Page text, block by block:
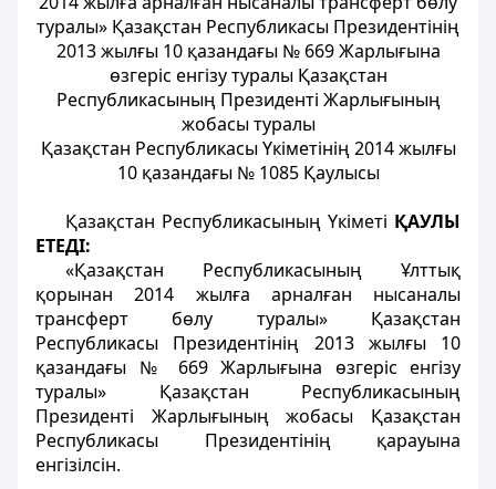
туралы» Қазақстан Республикасы Президентінің
2013 жылғы 10 қазандағы № 669 Жарлығына
өзгеріс енгізу туралы Қазақстан
Республикасының Президенті Жарлығының
жобасы туралы
Қазақстан Республикасы Үкіметінің 2014 жылғы
10 қазандағы № 1085 Қаулысы
Қазақстан Республикасының Үкіметі ҚАУЛЫ
ЕТЕДІ:
«Қазақстан Республикасының Ұлттық
қорынан 2014 жылға арналған нысаналы
трансферт бөлу туралы» Қазақстан
Республикасы Президентінің 2013 жылғы 10
қазандағы № 669 Жарлығына өзгеріс енгізу
туралы» Қазақстан Республикасының
Президенті Жарлығының жобасы Қазақстан
Республикасы Президентінің қарауына
енгізілсін.